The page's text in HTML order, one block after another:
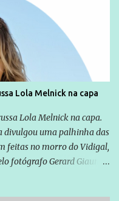
do tipo que
vou trabalhar a ideia
mas que gere de
Exemplo: o
sobre operações
ou não direitos, ou
até as pessoas, do mais
Constituição, quais são
Lola Melnick na capa
Lola Melnick na capa.
divulgou uma palhinha das
feitas no morro do Vidigal,
fotógrafo Gerard Giaume